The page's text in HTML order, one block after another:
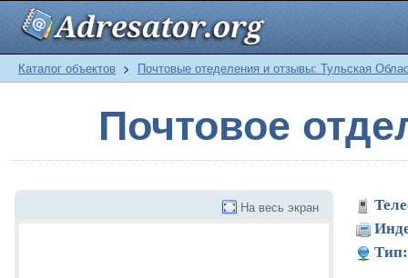
Каталог объектов > Почтовые отеделения и отзывы: Тульская
Почтовое
На весь экран
Тип: